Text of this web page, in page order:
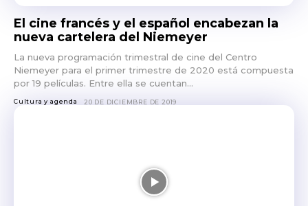
El cine francés y el español encabezan la
nueva cartelera del Niemeyer
La nueva programación trimestral de cine del Centro
Niemeyer para el primer trimestre de 2020 está compuesta
por 19 películas. Entre ella se cuentan...
Cultura y agenda 20 DE DICIEMBRE DE 2019